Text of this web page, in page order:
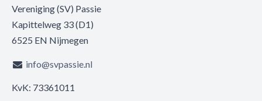
Vereniging (SV) Passie
Kapittelweg 33 (D1)
6525 EN Nijmegen
info@svpassie.nl
KvK: 73361011